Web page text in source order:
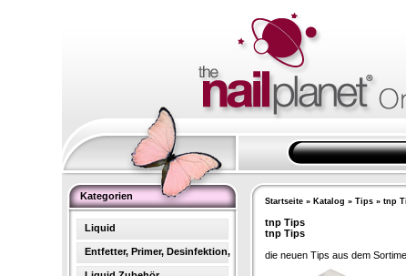
Kategorien
Liquid
Entfetter, Primer, Desinfektion,
Startseite» Katalog » Tips» tnp
tnp Tips
tnp Tips
die neuen Tips aus dem